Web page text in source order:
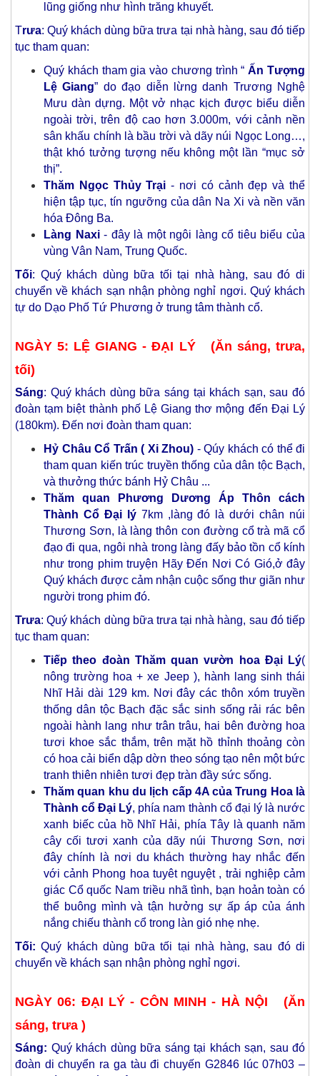
lũng giống như hình trăng khuyết.
Trưa: Quý khách dùng bữa trưa tại nhà hàng, sau đó tiếp
tục tham quan:
Quý khách tham gia vào chương trình “Ấn Tượng
Lệ Giang” do đạo diễn lừng danh Trương Nghệ
Mưu dàn dựng. Một vở nhạc kịch được biểu diễn
ngoài trời, trên độ cao hơn 3.000m, với cảnh nền
sân khấu chính là bầu trời và dãy núi Ngọc Long…,
thật khó tưởng tượng nếu không một lần “mục sở
thị”.
Thăm Ngọc Thủy Trại - nơi có cảnh đẹp và thể
hiện tập tục, tín ngưỡng của dân Na Xi và nền văn
hóa Đông Ba.
Làng Naxi- đây là một ngôi làng cổ tiêu biểu của
vùng Vân Nam, Trung Quốc.
Tối: Quý khách dùng bữa tối tại nhà hàng, sau đó di
chuyển về khách sạn nhận phòng nghỉ ngơi. Quý khách
tự do Dạo Phố Tứ Phương ở trung tâm thành cổ.
NGÀY 5: LỆ GIANG - ĐẠI LÝ (Ăn sáng, trưa,
tối)
Sáng: Quý khách dùng bữa sáng tại khách sạn, sau đó
đoàn tạm biệt thành phố Lệ Giang thơ mộng đến Đại Lý
(180km). Đến nơi đoàn tham quan:
Hỷ Châu Cổ Trấn ( Xi Zhou) - Qúy khách có thể đi
tham quan kiến trúc truyền thống của dân tộc Bạch,
và thưởng thức bánh Hỷ Châu ...
Thăm quan Phương Dương Áp Thôn cách
Thành Cổ Đại lý7km ,làng đó là dưới chân núi
Thương Sơn, là làng thôn con đường cổ trà mã cổ
đạo đi qua, ngôi nhà trong làng đấy bảo tồn cổ kính
như trong phim truyện Hãy Đến Nơi Có Gió,ở đây
Quý khách được cảm nhận cuộc sống thư giãn như
người trong phim đó.
Trưa: Quý khách dùng bữa trưa tại nhà hàng, sau đó tiếp
tục tham quan:
Tiếp theo đoàn Thăm quan vườn hoa Đại Lý(
nông trường hoa + xe Jeep ), hành lang sinh thái
Nhĩ Hải dài 129 km. Nơi đây các thôn xóm truyền
thống dân tộc Bạch đặc sắc sinh sống rải rác bên
ngoài hành lang như trân trâu, hai bên đường hoa
tươi khoe sắc thắm, trên mặt hồ thỉnh thoảng còn
có hoa cải biển dập dờn theo sóng tạo nên một bức
tranh thiên nhiên tươi đẹp tràn đầy sức sống.
Thăm quan khu du lịch cấp 4A của Trung Hoa là
Thành cổ Đại Lý, phía nam thành cổ đại lý là nước
xanh biếc của hồ Nhĩ Hải, phía Tây là quanh năm
cây cối tươi xanh của dãy núi Thương Sơn, nơi
đây chính là nơi du khách thường hay nhắc đến
với cảnh Phong hoa tuyêt nguyệt , trải nghiệp cảm
giác Cổ quốc Nam triều nhã tình, bạn hoản toàn có
thể buông mình và tận hưởng sự ấp áp của ánh
nắng chiếu thành cổ trong làn gió nhẹ nhẹ.
Tối: Quý khách dùng bữa tối tại nhà hàng, sau đó di
chuyển về khách sạn nhận phòng nghỉ ngơi.
NGÀY 06: ĐẠI LÝ - CÔN MINH - HÀ NỘI (Ăn
sáng, trưa )
Sáng: Quý khách dùng bữa sáng tại khách sạn, sau đó
đoàn di chuyển ra ga tàu đi chuyến G2846 lúc 07h03 –